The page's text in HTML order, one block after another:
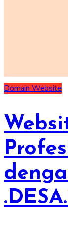
Domain Website